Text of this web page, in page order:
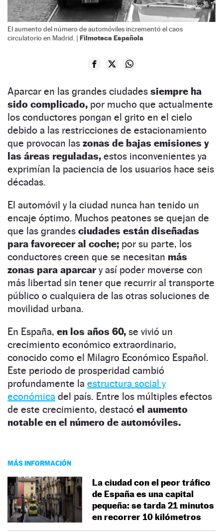
El aumento del número de automóviles incrementó el caos
circulatorio en Madrid. | Filmoteca Española
Aparcar en las grandes ciudades siempre ha
sido complicado, por mucho que actualmente
los conductores pongan el grito en el cielo
debido a las restricciones de estacionamiento
que provocan las zonas de bajas emisiones y
las áreas reguladas, estos inconvenientes ya
exprimían la paciencia de los usuarios hace seis
décadas.
El automóvil y la ciudad nunca han tenido un
encaje óptimo. Muchos peatones se quejan de
que las grandes ciudades están diseñadas
para favorecer al coche; por su parte, los
conductores creen que se necesitan más
zonas para aparcary así poder moverse con
más libertad sin tener que recurrir al transporte
público o cualquiera de las otras soluciones de
movilidad urbana.
En España, en los años 60, se vivió un
crecimiento económico extraordinario,
conocido como el Milagro Económico Español.
Este periodo de prosperidad cambió
profundamente la estructura social y
económica del país. Entre los múltiples efectos
de este crecimiento, destacó el aumento
notable en el número de automóviles.
MÁS INFORMACIÓN
La ciudad con el peor tráfico
de España es una capital
pequeña: se tarda 21 minutos
en recorrer 10 kilómetros